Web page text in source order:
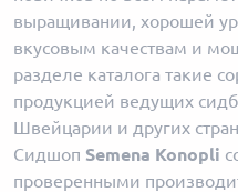
выращивании, хорошей
вкусовым качествам и
разделе каталога такие
продукцией ведущих
Швейцарии и других
Сидшоп Semena Konopli
проверенными